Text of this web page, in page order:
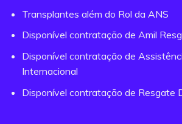
Transplantes além do Rol da ANS
Disponível contratação de Amil
Disponível contratação de
Internacional
Disponível contratação de Resgate